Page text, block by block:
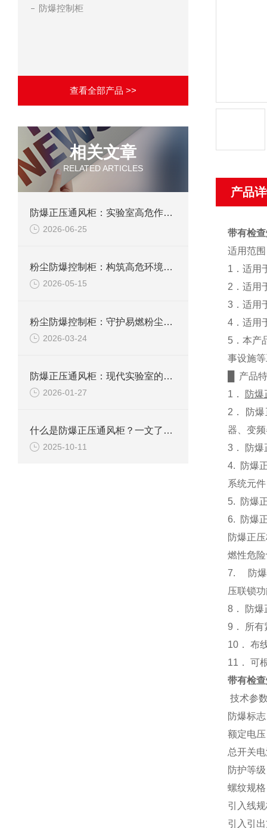
防爆控制柜
查看全部产品 >>
相关文章
RELATED ARTICLES
防爆正压通风柜：实验室高危作业的安全防护载体
2026-06-25
粉尘防爆控制柜：构筑高危环境下的电气安全屏障
2026-05-15
粉尘防爆控制柜：守护易燃粉尘环境下的电气安全
2026-03-24
防爆正压通风柜：现代实验室的安全屏障
2026-01-27
什么是防爆正压通风柜？一文了解其定义、原理及应用
2025-10-11
产品
带有检
适用范围
1 ．适用
2 ．适用
3．适用
4．适用
5．本产
事设施
产品
1 ．
防爆
2 ．
防
器、变
3．
防爆
4.
防爆
系统元
5.
防爆
6.
防爆
防爆正
燃性危
7.
防爆
压联锁
8． 防爆
9 ． 所
10．
布
11 ．
可
带有检
技术参
防爆标
额定电
总开关
防护等
螺纹规
引入线
引入引